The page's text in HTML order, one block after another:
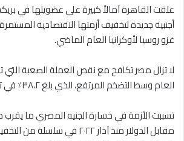
علقت القاهرة آمالاً كبيرة على عضويتها في
أجنبية جديدة لتخفيف أزمتها الاقتصادية
غزو روسيا لأوكرانيا العام الماضي.
لا تزال مصر تكافح مع نقص العملة الصعبة التي
العام وسط التضخم المرتفع، الذي بلغ ٣٨،٢٪ في تموز.
مقابل الدولار منذ آذار ٢٠٢٢